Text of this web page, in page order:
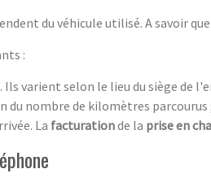
du véhicule utilisé. A savoir
:
. Ils varient selon le lieu du siège de
du nombre de kilomètres parcourus
La facturationde la prise en